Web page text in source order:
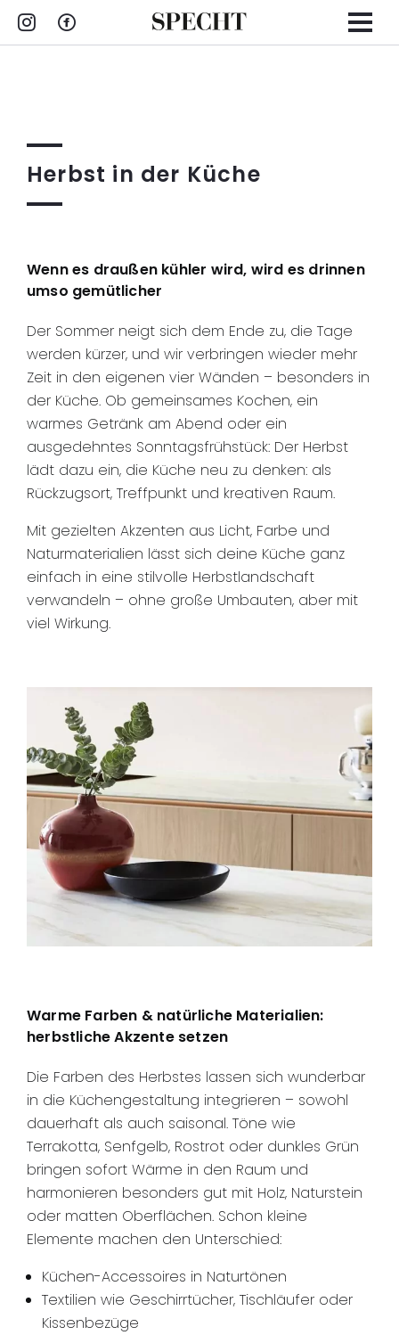
Zum
Inhalt
Herbst in der Küche
Wenn es draußen kühler wird, wird es drinnen
umso gemütlicher
Der Sommer neigt sich dem Ende zu, die Tage
werden kürzer, und wir verbringen wieder mehr
Zeit in den eigenen vier Wänden – besonders in
der Küche. Ob gemeinsames Kochen, ein
warmes Getränk am Abend oder ein
ausgedehntes Sonntagsfrühstück: Der Herbst
lädt dazu ein, die Küche neu zu denken: als
Rückzugsort, Treffpunkt und kreativen Raum.
Mit gezielten Akzenten aus Licht, Farbe und
Naturmaterialien lässt sich deine Küche ganz
einfach in eine stilvolle Herbstlandschaft
verwandeln – ohne große Umbauten, aber mit
viel Wirkung.
Warme Farben & natürliche Materialien:
herbstliche Akzente setzen
Die Farben des Herbstes lassen sich wunderbar
in die Küchengestaltung integrieren – sowohl
dauerhaft als auch saisonal. Töne wie
Terrakotta, Senfgelb, Rostrot oder dunkles Grün
bringen sofort Wärme in den Raum und
harmonieren besonders gut mit Holz, Naturstein
oder matten Oberflächen. Schon kleine
Elemente machen den Unterschied:
Küchen-Accessoires in Naturtönen
Textilien wie Geschirrtücher, Tischläufer oder
Kissenbezüge